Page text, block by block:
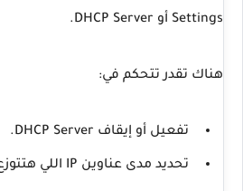
Settings أو DHCP Server
.
هناك تقدر تتحكم في:
تفعيل أو إيقاف DHCP Server
.
تحديد مدى عناوين IP اللي هتتوزع على الأجهزة.